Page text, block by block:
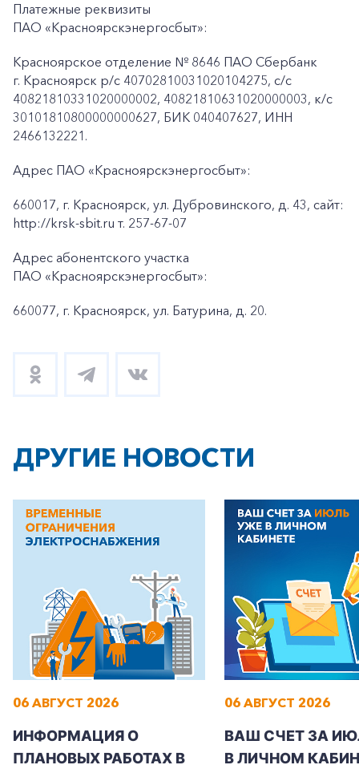
Платежные реквизиты
ПАО «Красноярскэнергосбыт»:
Красноярское отделение № 8646 ПАО Сбербанк
г. Красноярск p/c 40702810031020104275, с/с
40821810331020000002, 40821810631020000003, к/c
30101810800000000627, БИК 040407627, ИНН
2466132221.
Адрес ПАО «Красноярскэнергосбыт»:
660017, г. Красноярск, ул. Дубровинского, д. 43, сайт:
http://krsk-sbit.ru т. 257-67-07
Адрес абонентского участка
ПАО «Красноярскэнергосбыт»:
660077, г. Красноярск, ул. Батурина, д. 20.
ДРУГИЕ НОВОСТИ
06 АВГУСТ 2026
ИНФОРМАЦИЯ О
ПЛАНОВЫХ РАБОТАХ В
06 АВГУСТ 2026
ВАШ СЧЕТ ЗА
В ЛИЧНОМ